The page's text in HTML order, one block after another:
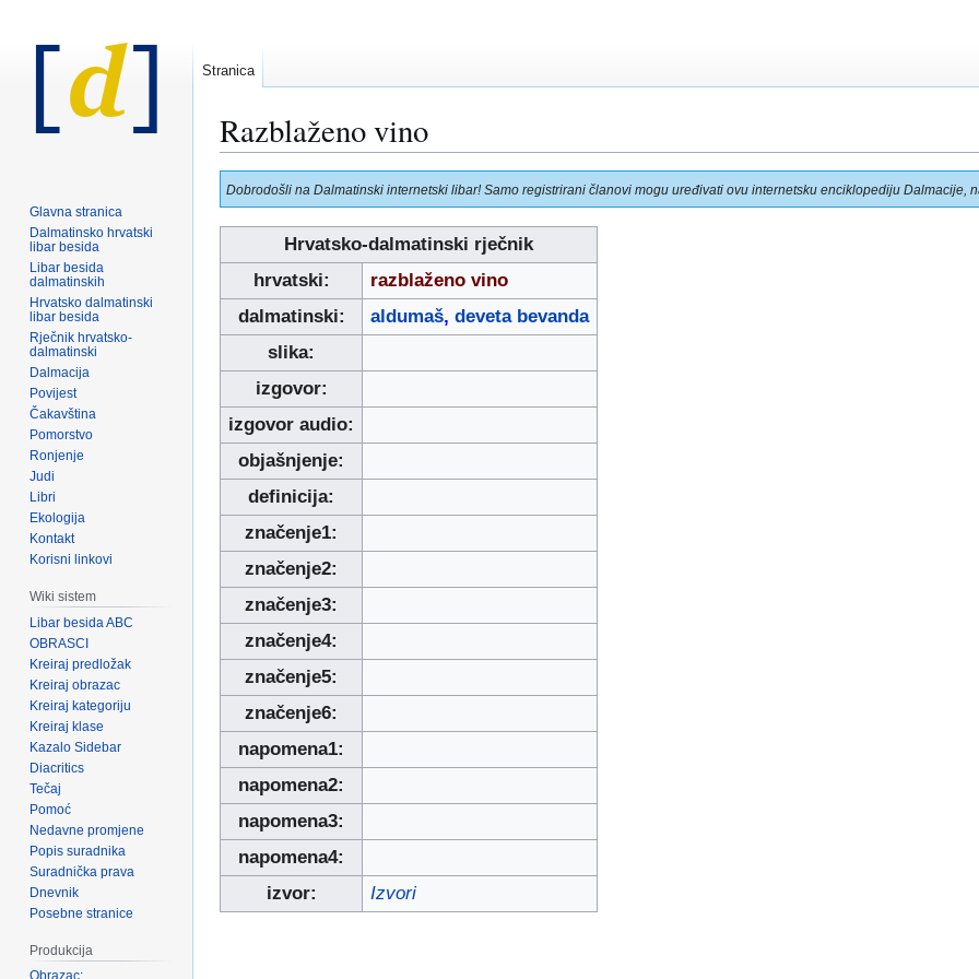
Razblaženo vino
Prijeđi
na
navigaciju
Prijeđi
na
pretraživanje
Dobrodošli na Dalmatinski internetski libar! Samo registrirani članovi mogu uređivati ovu internetsku enciklopediju Dalmacije,
Hrvatsko-dalmatinski rječnik
hrvatski:
razblaženo vino
dalmatinski:
aldumaš, deveta bevanda
slika:
izgovor:
izgovor audio:
objašnjenje:
definicija:
značenje1:
značenje2:
značenje3:
značenje4:
značenje5:
značenje6:
napomena1:
napomena2:
napomena3:
napomena4:
izvor:
Izvori
Stranica
Glavna stranica
Dalmatinsko hrvatski
libar besida
Libar besida
dalmatinskih
Hrvatsko dalmatinski
libar besida
Rječnik hrvatsko-
dalmatinski
Dalmacija
Povijest
Čakavština
Pomorstvo
Ronjenje
Judi
Libri
Ekologija
Kontakt
Korisni linkovi
Wiki sistem
Libar besida ABC
OBRASCI
Kreiraj predložak
Kreiraj obrazac
Kreiraj kategoriju
Kreiraj klase
Kazalo Sidebar
Diacritics
Tečaj
Pomoć
Nedavne promjene
Popis suradnika
Suradnička prava
Dnevnik
Posebne stranice
Produkcija